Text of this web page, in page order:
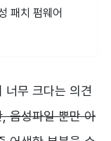
패치 펌웨어
너무 크다는 의견
, 음성파일 뿐만 아